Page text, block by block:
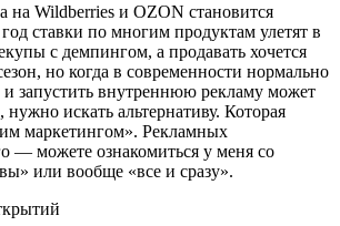
на Wildberries и OZON становится
ставки по многим продуктам улетят в
с демпингом, а продавать хочется
но когда в современности нормально
запустить внутреннюю рекламу может
искать альтернативу. Которая
маркетингом». Рекламных
— можете ознакомиться у меня со
или вообще «все и сразу».